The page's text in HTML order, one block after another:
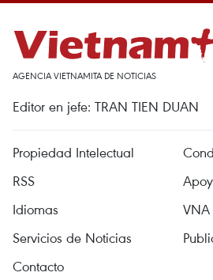
AGENCIA VIETNAMITA DE NOTICIAS
Editor en jefe: TRAN TIEN DUAN
Propiedad Intelectual
RSS
Idiomas
VNA
Servicios de Noticias
Contacto